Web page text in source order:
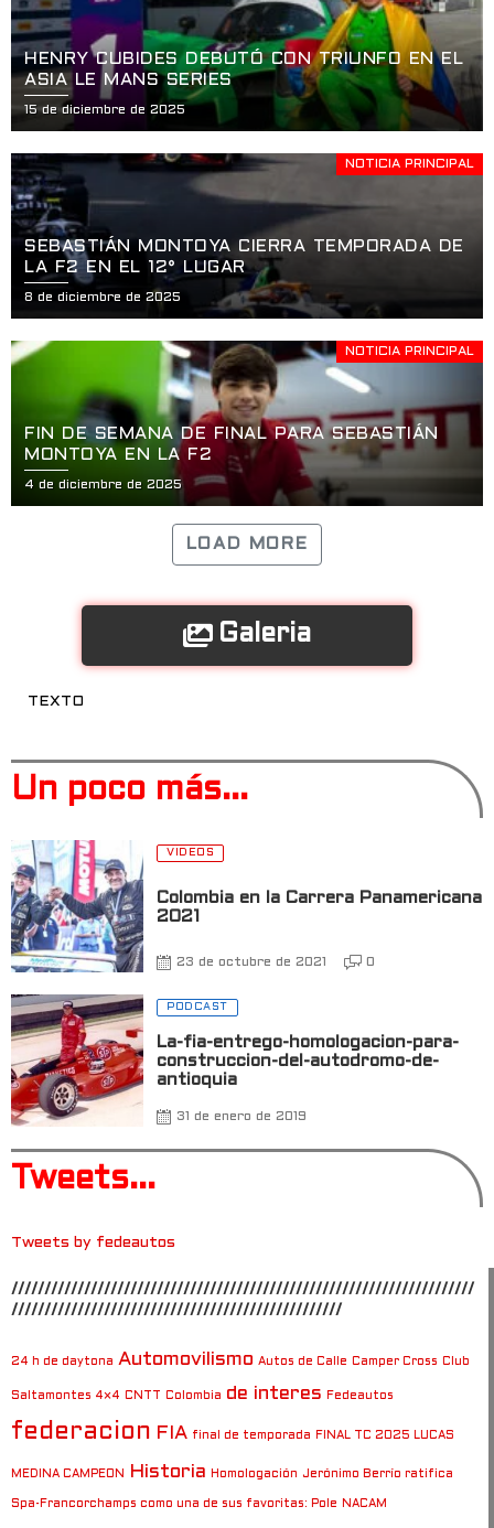
HENRY CUBIDES DEBUTÓ CON TRIUNFO EN EL
ASIA LE MANS SERIES
15 de diciembre de 2025
NOTICIA PRINCIPAL
SEBASTIÁN MONTOYA CIERRA TEMPORADA DE
LA F2 EN EL 12° LUGAR
8 de diciembre de 2025
NOTICIA PRINCIPAL
FIN DE SEMANA DE FINAL PARA SEBASTIÁN
MONTOYA EN LA F2
4 de diciembre de 2025
LOAD MORE
Galeria
TEXTO
Un poco más...
VIDEOS
Colombia en la Carrera Panamericana
2021
23 de octubre de 2021 0
PODCAST
La-fia-entrego-homologacion-para-
construccion-del-autodromo-de-
antioquia
31 de enero de 2019
Tweets...
Tweets by fedeautos
//////////////////////////////////////////////////////////////////////
//////////////////////////////////////////////////
24 h de daytona Automovilismo Autos de Calle Camper Cross Club
Saltamontes 4×4 CNTT Colombia de interes Fedeautos
federacion FIA final de temporada FINAL TC 2025 LUCAS
MEDINA CAMPEON Historia Homologación Jerónimo Berrío ratifica
Spa-Francorchamps como una de sus favoritas: Pole NACAM